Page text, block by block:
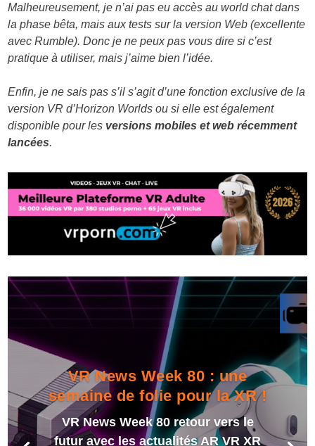
Malheureusement, je n’ai pas eu accès au world chat dans
la phase bêta, mais aux tests sur la version Web (excellente
avec Rumble). Donc je ne peux pas vous dire si c’est
pratique à utiliser, mais j’aime bien l’idée.
Enfin, je ne sais pas s’il s’agit d’une fonction exclusive de la
version VR d’Horizon Worlds ou si elle est également
disponible pour les versions mobiles et web récemment
lancées.
VR News Week 80 : une
semaine de folie pour la XR !
VR News Week 80 retour vers le
futur avec les actualités AR VR XR